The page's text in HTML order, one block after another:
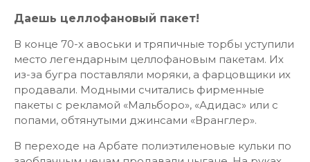
Даешь целлофановый пакет!
В конце 70-х авоськи и тряпичные торбы уступили
место легендарным целлофановым пакетам. Их
из-за бугра поставляли моряки, а фарцовщики их
продавали. Модными считались фирменные
пакеты с рекламой «Мальборо», «Адидас» или с
попами, обтянутыми джинсами «Вранглер».
В переходе на Арбате полиэтиленовые кульки по